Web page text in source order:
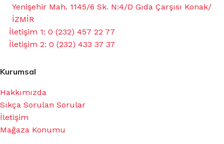
Yenişehir Mah. 1145/6 Sk. N:4/D Gıda Çarşısı Konak/
İZMİR
İletişim 1: 0 (232) 457 22 77
İletişim 2: 0 (232) 433 37 37
Kurumsal
Hakkımızda
Sıkça Sorulan Sorular
İletişim
Mağaza Konumu